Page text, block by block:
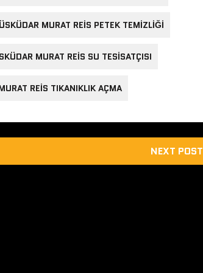
ÜSKÜDAR MURAT REIS PETEK TEMIZLIĞI
MURAT REIS SU TESISATÇISI
REIS TIKANIKLIK AÇMA
NEXT POST